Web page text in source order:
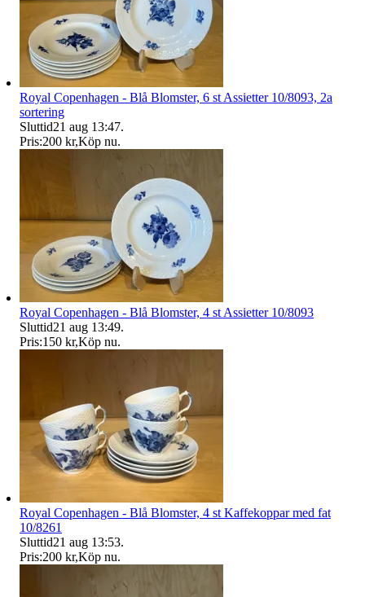
Royal Copenhagen - Blå Blomster, 6 st Assietter 10/8093, 2a
sortering
Sluttid21 aug 13:47.
Pris:200 kr,Köp nu.
Royal Copenhagen - Blå Blomster, 4 st Assietter 10/8093
Sluttid21 aug 13:49.
Pris:150 kr,Köp nu.
Royal Copenhagen - Blå Blomster, 4 st Kaffekoppar med fat
10/8261
Sluttid21 aug 13:53.
Pris:200 kr,Köp nu.